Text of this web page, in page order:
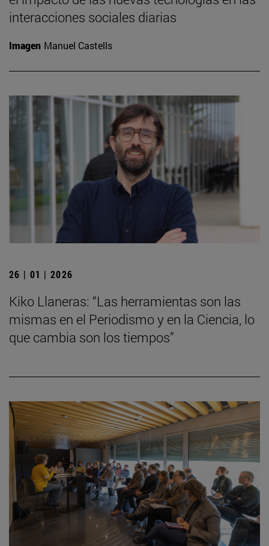
interacciones sociales diarias
Imagen Manuel Castells
26 | 01 | 2026
Kiko Llaneras: “Las herramientas son las
mismas en el Periodismo y en la Ciencia, lo
que cambia son los tiempos”